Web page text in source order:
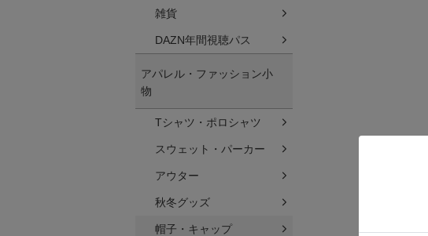
雑貨
DAZN年間視聴パス
アパレル・ファッション小
物
Tシャツ・ポロシャツ
スウェット・パーカー
アウター
秋冬グッズ
帽子・キャップ